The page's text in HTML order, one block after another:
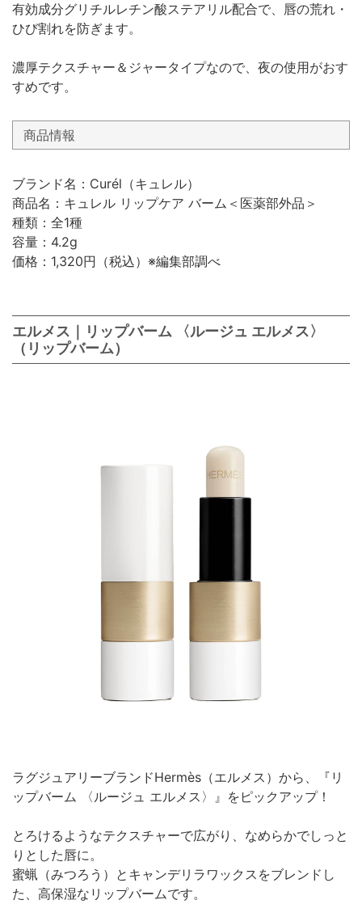
有効成分グリチルレチン酸ステアリル配合で、唇の荒れ・
ひび割れを防ぎます。
濃厚テクスチャー＆ジャータイプなので、夜の使用がおす
すめです。
商品情報
ブランド名：Curél（キュレル）
商品名：キュレル リップケア バーム＜医薬部外品＞
種類：全1種
容量：4.2g
価格：1,320円（税込）※編集部調べ
エルメス｜リップバーム 〈ルージュ エルメス〉
（リップバーム）
ラグジュアリーブランドHermès（エルメス）から、『リ
ップバーム 〈ルージュ エルメス〉』をピックアップ！
とろけるようなテクスチャーで広がり、なめらかでしっと
りとした唇に。
蜜蝋（みつろう）とキャンデリラワックスをブレンドし
た、高保湿なリップバームです。